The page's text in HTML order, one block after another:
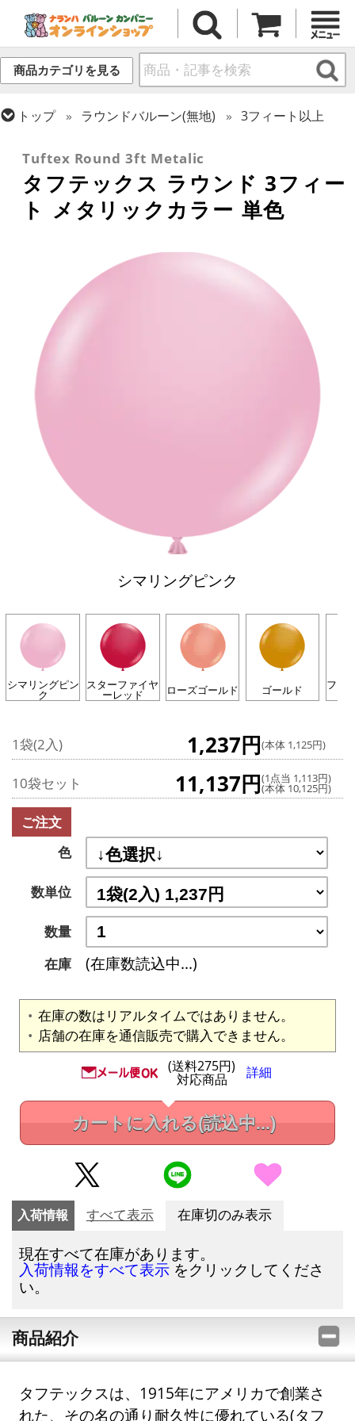
商品カテゴリを見る
トップ ラウンドバルーン(無地)
3フィート以上
Tuftex Round 3ft Metalic
タフテックス ラウンド 3フィー
ト メタリックカラー 単色
シマリングピンク
シマリングピン
ク
スターファイヤ
ーレッド ローズゴールド ゴールド フォ
1袋(2入) 1,237円(本体 1,125円)
10袋セット 11,137円(1点当 1,113円)
(本体 10,125円)
ご注文
色
数単位
数量
在庫
(在庫数読込中...)
在庫の数はリアルタイムではありません。
店舗の在庫を通信販売で購入できません。
(送料275円)
対応商品 詳細
カートに入れる(読込中...)
入荷情報 すべて表示 在庫切のみ表示
現在すべて在庫があります。
入荷情報をすべて表示 をクリックしてくださ
い。
商品紹介
タフテックスは、1915年にアメリカで創業さ
れた、その名の通り耐久性に優れている(タフ